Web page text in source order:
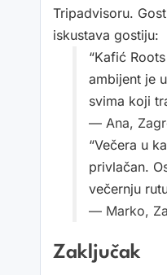
Tripadvisoru.
iskustava gostiju:
“Kafić
ambijent je
svima koji
— Ana,
“Večera u
privlačan.
večernju
— Marko,
Zaključak